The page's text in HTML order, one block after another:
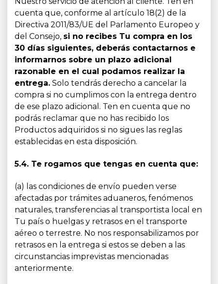
cuenta que, conforme al artículo 18(2) de la
Directiva 2011/83/UE del Parlamento Europeo y
del Consejo, si no recibes Tu compra en los
30 días siguientes, deberás contactarnos e
informarnos sobre un plazo adicional
razonable en el cual podamos realizar la
entrega. Solo tendrás derecho a cancelar la
compra si no cumplimos con la entrega dentro
de ese plazo adicional. Ten en cuenta que no
podrás reclamar que no has recibido los
Productos adquiridos si no sigues las reglas
establecidas en esta disposición.
5.4. Te rogamos que tengas en cuenta que:
(a) las condiciones de envío pueden verse
afectadas por trámites aduaneros, fenómenos
naturales, transferencias al transportista local en
Tu país o huelgas y retrasos en el transporte
aéreo o terrestre. No nos responsabilizamos por
retrasos en la entrega si estos se deben a las
circunstancias imprevistas mencionadas
anteriormente.